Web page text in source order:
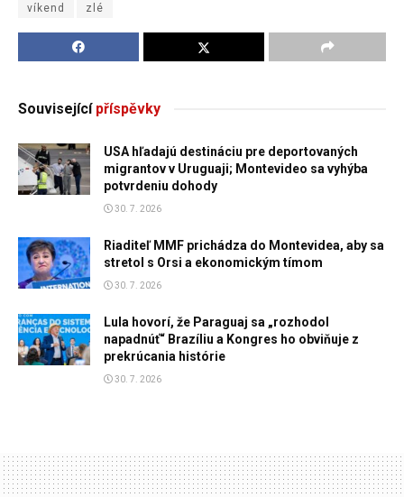
víkend zlé
Souvisejícípříspěvky
USA hľadajú destináciu pre deportovaných
migrantov v Uruguaji; Montevideo sa vyhýba
potvrdeniu dohody
30. 7. 2026
Riaditeľ MMF prichádza do Montevidea, aby sa
stretol s Orsi a ekonomickým tímom
30. 7. 2026
Lula hovorí, že Paraguaj sa „rozhodol
napadnúť“ Brazíliu a Kongres ho obviňuje z
prekrúcania histórie
30. 7. 2026